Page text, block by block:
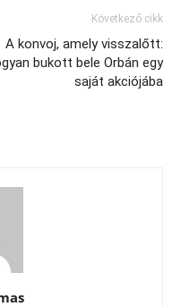
Következő cikk
A konvoj, amely visszalőtt:
bukott bele Orbán egy
saját akciójába